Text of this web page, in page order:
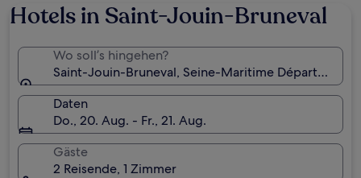
Hotels in Saint-Jouin-Bruneval
Wo soll’s hingehen?
Saint-Jouin-Bruneval, Seine-Maritime Département,
Daten
Do., 20. Aug. - Fr., 21. Aug.
Gäste
2 Reisende, 1 Zimmer